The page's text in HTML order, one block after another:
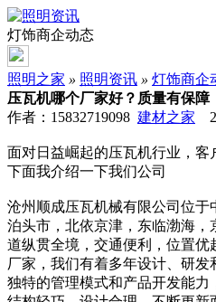
灯饰商企动态
照明之家 » 照明资讯 » 灯饰商企
压瓦机哪个厂家好？质量有保障
作者：15832719098 建材之家
面对日益崛起的压瓦机行业，客
下面我介绍一下我们公司
沧州顺成压瓦机械有限公司位
泊头市，北依京津，东临渤海，
道纵贯全境，交通便利，位置
厂家，我们有着多年设计、研
独特的管理模式和产品开发能力